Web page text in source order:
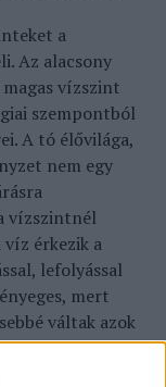
a
Az alacsony
vízszint
szempontból
A tó élővilága,
nem egy
vízszintnél
érkezik a
lefolyással
mert
váltak azok
több víz